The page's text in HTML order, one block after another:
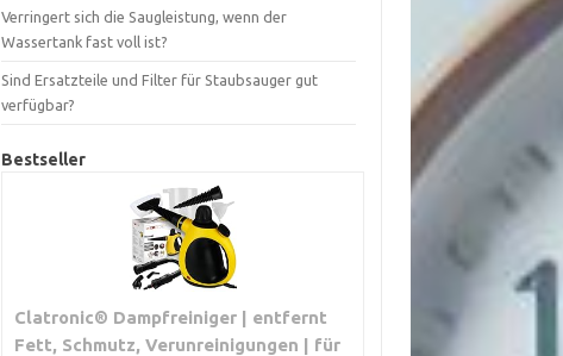
Verringert sich die Saugleistung, wenn der
Wassertank fast voll ist?
Sind Ersatzteile und Filter für Staubsauger gut
verfügbar?
Bestseller
Clatronic® Dampfreiniger | entfernt
Fett, Schmutz, Verunreinigungen | für